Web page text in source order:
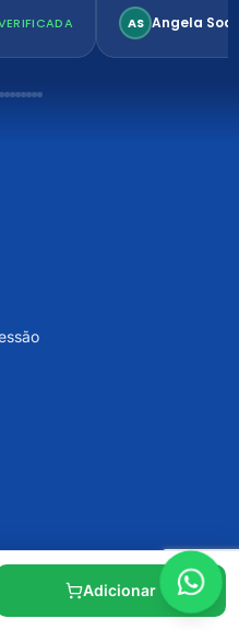
AS Angela
Adicionar